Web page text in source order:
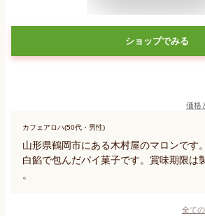
ショップでみる
価格
カフェアロハ(50代・男性)
山形県鶴岡市にある木村屋のマロンです
白餡で包んだパイ菓子です。賞味期限は
。
全て